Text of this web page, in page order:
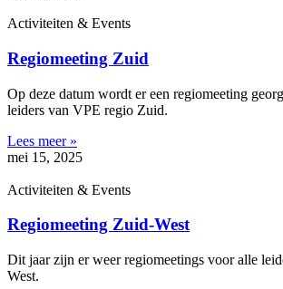
Activiteiten & Events
Regiomeeting Zuid
Op deze datum wordt er een regiomeeting
leiders van VPE regio Zuid.
Lees meer »
mei 15, 2025
Activiteiten & Events
Regiomeeting Zuid-West
Dit jaar zijn er weer regiomeetings voor alle
West.